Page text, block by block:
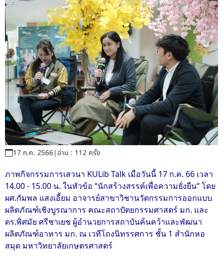
ติดต่อเรา
สายตรงผู้บริหาร
17 ก.ค. 2566|อ่าน : 112 ครั้ง
ภาพกิจกรรมการเสวนา KULib Talk เมื่อวันนี้ 17 ก.ค. 66 เวลา
14.00 - 15.00 น. ในหัวข้อ “นักสร้างสรรค์เพื่อความยั่งยืน“ โดย
ผศ.กัมพล แสงเอี้ยม อาจารย์สาขาวิชานวัตกรรมการออกแบบ
ผลิตภัณฑ์เชิงบูรณาการ คณะสถาปัตยกรรมศาสตร์ มก. และ
ดร.พิศมัย ศรีชาเยช ผู้อำนวยการสถาบันค้นคว้าและพัฒนา
ผลิตภัณฑ์อาหาร มก. ณ เวทีโถงนิทรรศการ ชั้น 1 สำนักหอ
สมุด มหาวิทยาลัยเกษตรศาสตร์